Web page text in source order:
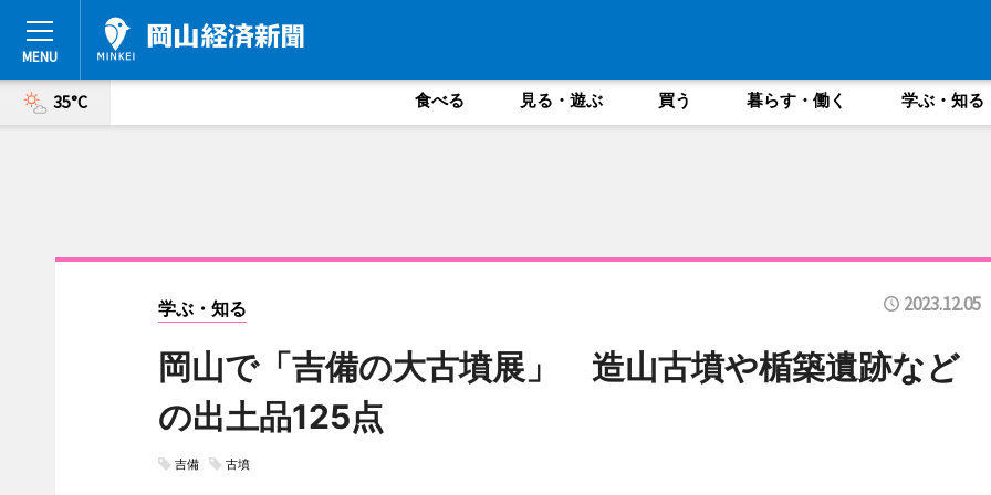
35°C 食べる 見る・遊ぶ 買う 暮らす・働く 学ぶ・知る
学ぶ・知る 2023.12.05
岡山で「吉備の大古墳展」 造山古墳や楯築遺跡など
の出土品125点
吉備 古墳